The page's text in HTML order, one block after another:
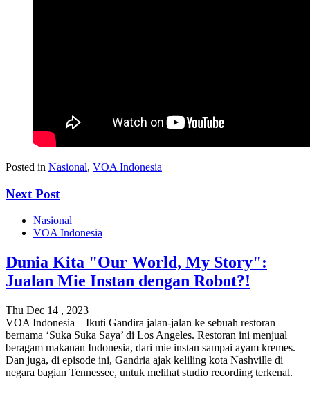
Posted in Nasional, VOA Indonesia
Next Post
Nasional
VOA Indonesia
Dunia Kita "Our World, My Story":
Jualan Mie Instan dengan Robot?!
Thu Dec 14 , 2023
VOA Indonesia – Ikuti Gandira jalan-jalan ke sebuah restoran
bernama ‘Suka Suka Saya’ di Los Angeles. Restoran ini menjual
beragam makanan Indonesia, dari mie instan sampai ayam kremes.
Dan juga, di episode ini, Gandria ajak keliling kota Nashville di
negara bagian Tennessee, untuk melihat studio recording terkenal.